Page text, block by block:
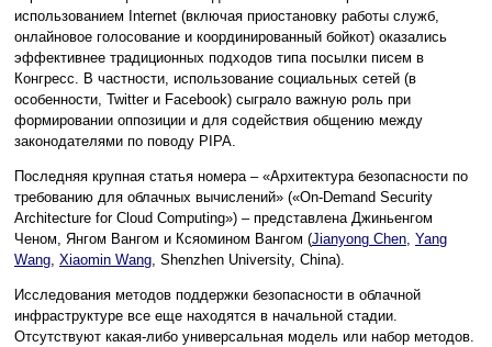
использованием Internet (включая приостановку работы служб,
онлайновое голосование и координированный бойкот) оказались
эффективнее традиционных подходов типа посылки писем в
Конгресс. В частности, использование социальных сетей (в
особенности, Twitter и Facebook) сыграло важную роль при
формировании оппозиции и для содействия общению между
законодателями по поводу PIPA.
Последняя крупная статья номера – «Архитектура безопасности по
требованию для облачных вычислений» («On-Demand Security
Architecture for Cloud Computing») – представлена Джиньенгом
Ченом, Янгом Вангом и Ксяомином Вангом (Jianyong Chen, Yang
Wang, Xiaomin Wang, Shenzhen University, China).
Исследования методов поддержки безопасности в облачной
инфраструктуре все еще находятся в начальной стадии.
Отсутствуют какая-либо универсальная модель или набор методов.